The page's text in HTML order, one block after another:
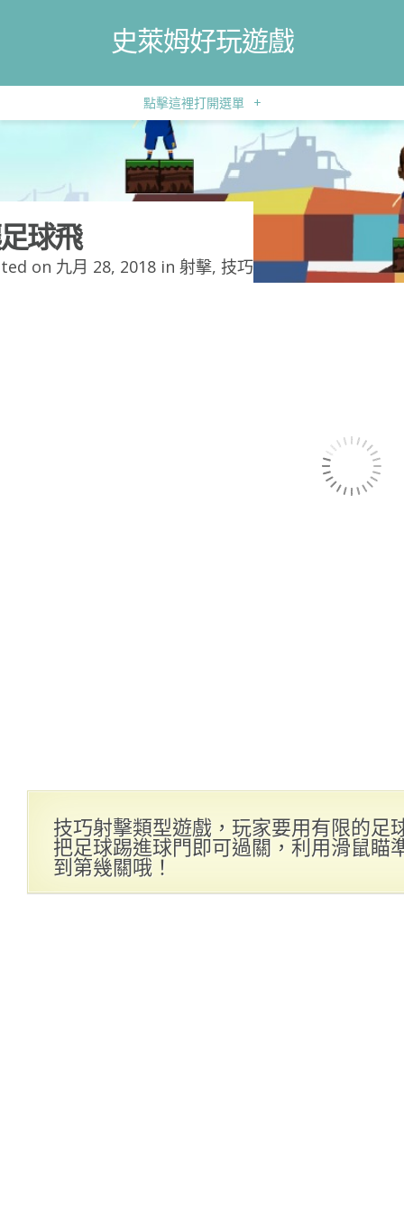
史萊姆好玩遊戲
點擊這裡打開選單 +
球飛
on 九月 28, 2018 in 射擊, 技巧
技巧射擊類型遊戲，玩家要用有限的足
把足球踢進球門即可過關，利用滑鼠瞄
到第幾關哦！